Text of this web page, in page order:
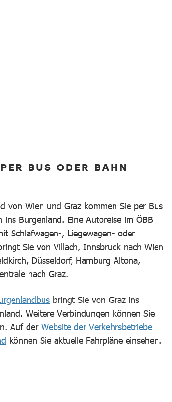
PER BUS ODER BAHN
von Wien und Graz kommen Sie per Bus
ins Burgenland. Eine Autoreise im ÖBB
Schlafwagen-, Liegewagen- oder
Sie von Villach, Innsbruck nach Wien
Düsseldorf, Hamburg Altona,
nach Graz.
bringt Sie von Graz ins
Weitere Verbindungen können Sie
Auf der Website der Verkehrsbetriebe
können Sie aktuelle Fahrpläne einsehen.